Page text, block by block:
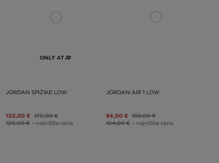
ONLY AT
JORDAN SPIZIKE LOW
102,00 € 170,00 €
120,00 € – najnižšia cena
JORDAN AIR 1 LOW
84,00 € 130,00 €
104,00 € – najnižšia cena